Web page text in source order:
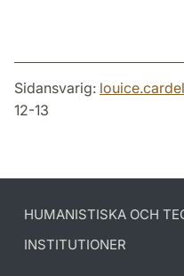
Sidansvarig:
12-13
HUMANISTISKA OCH
INSTITUTIONER